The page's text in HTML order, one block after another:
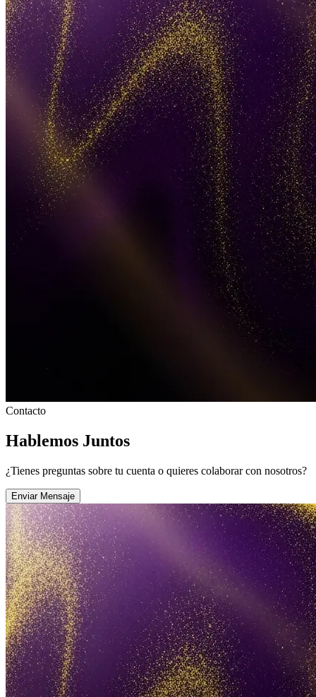
Contacto
Hablemos Juntos
¿Tienes preguntas sobre tu cuenta o quieres colaborar con nosotros?
Enviar Mensaje